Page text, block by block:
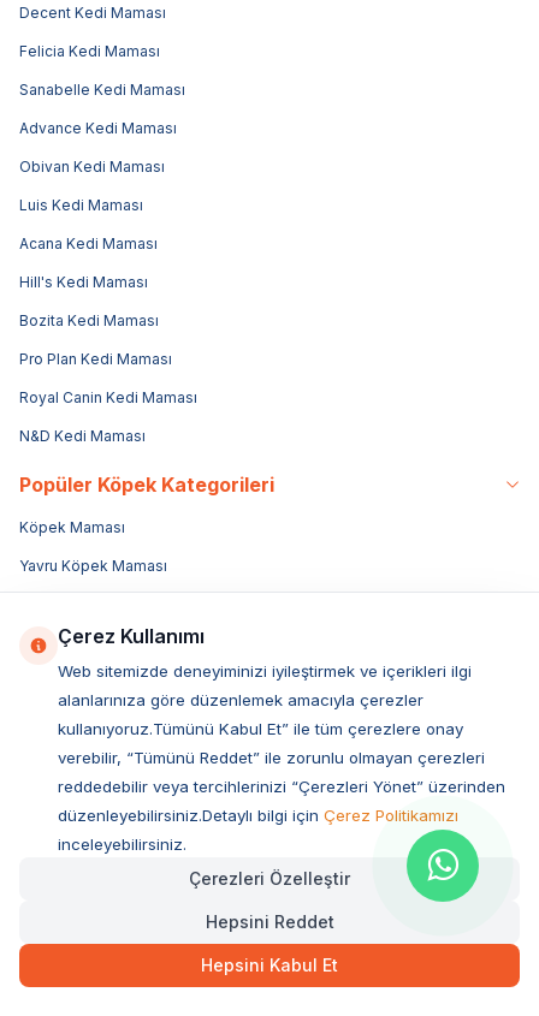
Decent Kedi Maması
Felicia Kedi Maması
Sanabelle Kedi Maması
Advance Kedi Maması
Obivan Kedi Maması
Luis Kedi Maması
Acana Kedi Maması
Hill's Kedi Maması
Bozita Kedi Maması
Pro Plan Kedi Maması
Royal Canin Kedi Maması
N&D Kedi Maması
Popüler Köpek Kategorileri
Köpek Maması
Yavru Köpek Maması
Yaşlı Köpek Maması
Özel Irk Köpek Mamaları
Küçük Irk Köpek Mamaları
Köpek Konservesi & Yaş Mama
Köpek Kemikleri
Köpek Ödül Maması
Köpek Mama Kabı
Köpek Tasması
Çerez Kullanımı
Web sitemizde deneyiminizi iyileştirmek ve içerikleri ilgi
alanlarınıza göre düzenlemek amacıyla çerezler
kullanıyoruz.Tümünü Kabul Et” ile tüm çerezlere onay
verebilir, “Tümünü Reddet” ile zorunlu olmayan çerezleri
reddedebilir veya tercihlerinizi “Çerezleri Yönet” üzerinden
düzenleyebilirsiniz.Detaylı bilgi için Çerez Politikamızı
inceleyebilirsiniz.
Çerezleri Özelleştir
Hepsini Reddet
Hepsini Kabul Et